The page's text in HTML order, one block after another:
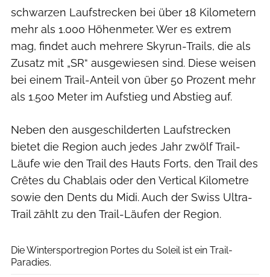
schwarzen Laufstrecken bei über 18 Kilometern
mehr als 1.000 Höhenmeter. Wer es extrem
mag, findet auch mehrere Skyrun-Trails, die als
Zusatz mit „SR“ ausgewiesen sind. Diese weisen
bei einem Trail-Anteil von über 50 Prozent mehr
als 1.500 Meter im Aufstieg und Abstieg auf.
Neben den ausgeschilderten Laufstrecken
bietet die Region auch jedes Jahr zwölf Trail-
Läufe wie den Trail des Hauts Forts, den Trail des
Crêtes du Chablais oder den Vertical Kilometre
sowie den Dents du Midi. Auch der Swiss Ultra-
Trail zählt zu den Trail-Läufen der Region.
Die Wintersportregion Portes du Soleil ist ein Trail-
Paradies.